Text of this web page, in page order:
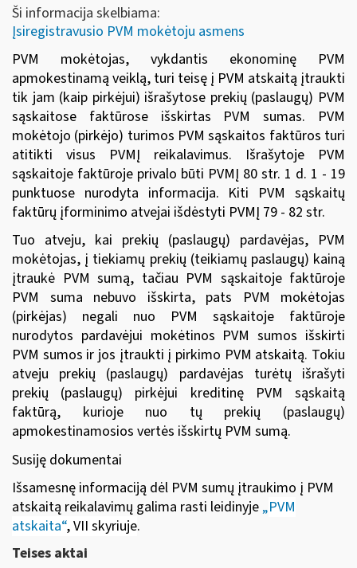
Ši informacija skelbiama:
Įsiregistravusio PVM mokėtoju asmens
PVM mokėtojas, vykdantis ekonominę PVM
apmokestinamą veiklą, turi teisę į PVM atskaitą įtraukti
tik jam (kaip pirkėjui) išrašytose prekių (paslaugų) PVM
sąskaitose faktūrose išskirtas PVM sumas. PVM
mokėtojo (pirkėjo) turimos PVM sąskaitos faktūros turi
atitikti visus PVMĮ reikalavimus. Išrašytoje PVM
sąskaitoje faktūroje privalo būti PVMĮ 80 str. 1 d. 1 - 19
punktuose nurodyta informacija. Kiti PVM sąskaitų
faktūrų įforminimo atvejai išdėstyti PVMĮ 79 - 82 str.
Tuo atveju, kai prekių (paslaugų) pardavėjas, PVM
mokėtojas, į tiekiamų prekių (teikiamų paslaugų) kainą
įtraukė PVM sumą, tačiau PVM sąskaitoje faktūroje
PVM suma nebuvo išskirta, pats PVM mokėtojas
(pirkėjas) negali nuo PVM sąskaitoje faktūroje
nurodytos pardavėjui mokėtinos PVM sumos išskirti
PVM sumos ir jos įtraukti į pirkimo PVM atskaitą. Tokiu
atveju prekių (paslaugų) pardavėjas turėtų išrašyti
prekių (paslaugų) pirkėjui kreditinę PVM sąskaitą
faktūrą, kurioje nuo tų prekių (paslaugų)
apmokestinamosios vertės išskirtų PVM sumą.
Susiję dokumentai
Išsamesnę informaciją dėl PVM sumų įtraukimo į PVM
atskaitą reikalavimų galima rasti leidinyje „PVM
atskaita“, VII skyriuje.
Teises aktai